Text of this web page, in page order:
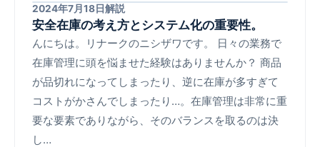
2024年7月18日解説
安全在庫の考え方とシステム化の重要性。
んにちは。リナークのニシザワです。 日々の業務で
在庫管理に頭を悩ませた経験はありませんか？ 商品
が品切れになってしまったり、逆に在庫が多すぎて
コストがかさんでしまったり…。在庫管理は非常に重
要な要素でありながら、そのバランスを取るのは決
し…